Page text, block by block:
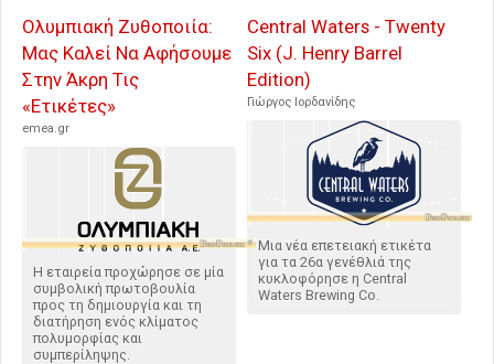
Ολυμπιακή Ζυθοποιία:
Μας Καλεί Να Αφήσουμε
Στην Άκρη Τις
«Ετικέτες»
emea.gr
Η εταιρεία προχώρησε σε μία
συμβολική πρωτοβουλία
προς τη δημιουργία και τη
διατήρηση ενός κλίματος
πολυμορφίας και
συμπερίληψης.
Central Waters - Twenty
Six (J. Henry Barrel
Edition)
Γιώργος Ιορδανίδης
Μια νέα επετειακή ετικέτα
για τα 26α γενέθλιά της
κυκλοφόρησε η Central
Waters Brewing Co.